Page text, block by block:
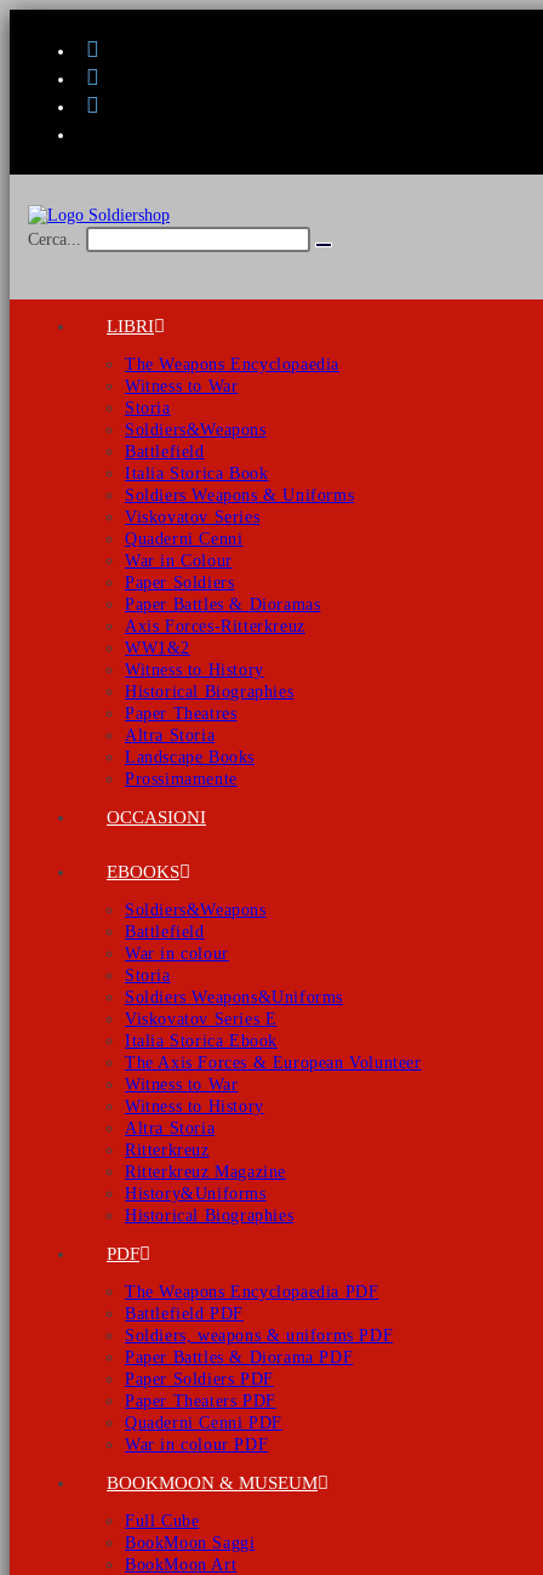
Cerca...
Invia
LIBRI
The Weapons Encyclopaedia
Witness to War
Storia
Soldiers&Weapons
Battlefield
Italia Storica Book
Soldiers Weapons & Uniforms
Viskovatov Series
Quaderni Cenni
War in Colour
Paper Soldiers
Paper Battles & Dioramas
Axis Forces-Ritterkreuz
WW1&2
Witness to History
Historical Biographies
Paper Theatres
Altra Storia
Landscape Books
Prossimamente
OCCASIONI
EBOOKS
Soldiers&Weapons
Battlefield
War in colour
Storia
Soldiers Weapons&Uniforms
Viskovatov Series E
Italia Storica Ebook
The Axis Forces & European Volunteer
Witness to War
Witness to History
Altra Storia
Ritterkreuz
Ritterkreuz Magazine
History&Uniforms
Historical Biographies
PDF
The Weapons Encyclopaedia PDF
Battlefield PDF
Soldiers, weapons & uniforms PDF
Paper Battles & Diorama PDF
Paper Soldiers PDF
Paper Theaters PDF
Quaderni Cenni PDF
War in colour PDF
BOOKMOON & MUSEUM
Full Cube
BookMoon Saggi
BookMoon Art